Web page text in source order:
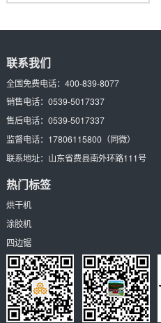
联系我们
全国免费电话： 400-839-8077
销售电话： 0539-5017337
售后电话： 0539-5017337
监督电话： 17806115800（同微）
联系地址： 山东省费县南外环路111号
热门标签
烘干机
涂胶机
四边锯